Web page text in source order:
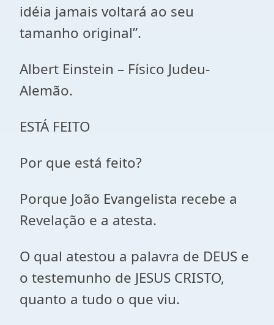
idéia jamais voltará ao seu
tamanho original”.
Albert Einstein – Físico Judeu-
Alemão.
ESTÁ FEITO
Por que está feito?
Porque João Evangelista recebe a
Revelação e a atesta.
O qual atestou a palavra de DEUS e
o testemunho de JESUS CRISTO,
quanto a tudo o que viu.